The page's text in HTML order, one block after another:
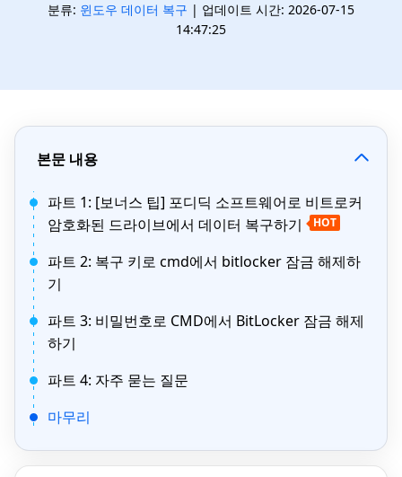
분류: 윈도우 데이터 복구 | 업데이트 시간: 2026-07-15
14:47:25
본문 내용
파트 1: [보너스 팁] 포디딕 소프트웨어로 비트로커
암호화된 드라이브에서 데이터 복구하기
HOT
파트 2: 복구 키로 cmd에서 bitlocker 잠금 해제하
기
파트 3: 비밀번호로 CMD에서 BitLocker 잠금 해제
하기
파트 4: 자주 묻는 질문
마무리